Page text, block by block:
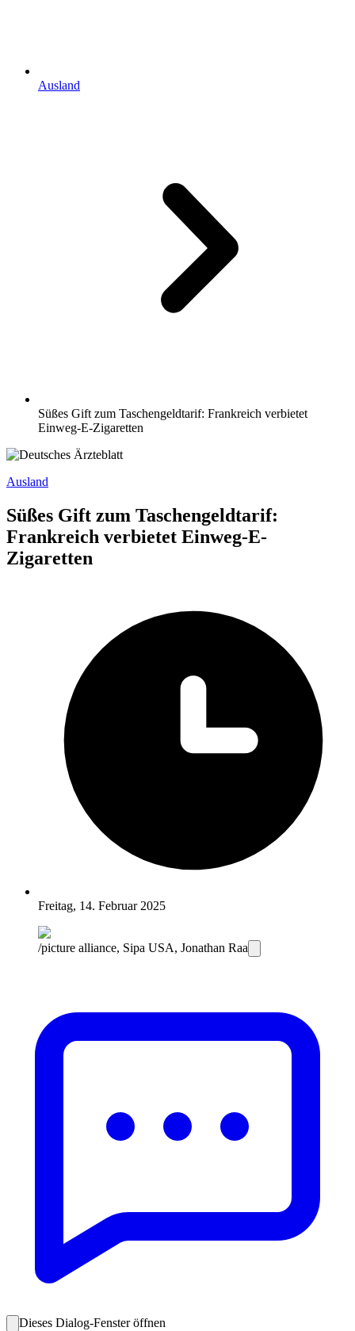
Ausland
Süßes Gift zum Taschengeldtarif: Frankreich verbietet
Einweg-E-Zigaretten
Ausland
Süßes Gift zum Taschengeldtarif:
Frankreich verbietet Einweg-E-
Zigaretten
Freitag, 14. Februar 2025
/picture alliance, Sipa USA, Jonathan Raa
Dieses Dialog-Fenster öffnen